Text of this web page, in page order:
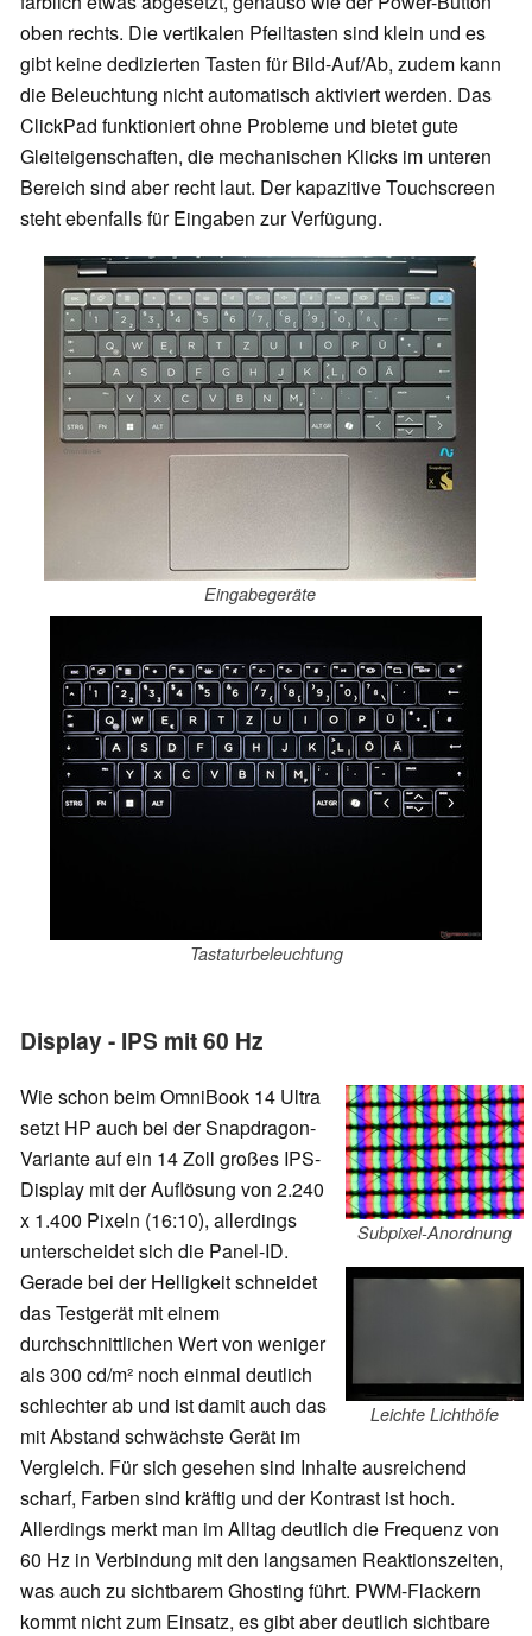
oben rechts. Die vertikalen Pfeiltasten sind klein und es
gibt keine dedizierten Tasten für Bild-Auf/Ab, zudem kann
die Beleuchtung nicht automatisch aktiviert werden. Das
ClickPad funktioniert ohne Probleme und bietet gute
Gleiteigenschaften, die mechanischen Klicks im unteren
Bereich sind aber recht laut. Der kapazitive Touchscreen
steht ebenfalls für Eingaben zur Verfügung.
Eingabegeräte
Tastaturbeleuchtung
Display - IPS mit 60 Hz
Subpixel-Anordnung
Leichte Lichthöfe
Wie schon beim OmniBook 14 Ultra
setzt HP auch bei der Snapdragon-
Variante auf ein 14 Zoll großes IPS-
Display mit der Auflösung von 2.240
x 1.400 Pixeln (16:10), allerdings
unterscheidet sich die Panel-ID.
Gerade bei der Helligkeit schneidet
das Testgerät mit einem
durchschnittlichen Wert von weniger
als 300 cd/m² noch einmal deutlich
schlechter ab und ist damit auch das
mit Abstand schwächste Gerät im
Vergleich. Für sich gesehen sind Inhalte ausreichend
scharf, Farben sind kräftig und der Kontrast ist hoch.
Allerdings merkt man im Alltag deutlich die Frequenz von
60 Hz in Verbindung mit den langsamen Reaktionszeiten,
was auch zu sichtbarem Ghosting führt. PWM-Flackern
kommt nicht zum Einsatz, es gibt aber deutlich sichtbare